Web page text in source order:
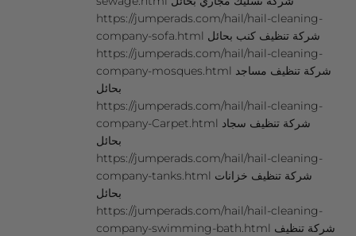
https://jumperads.com/hail/hail-cleaning-
company-sofa.html شركة تنظيف كنب بحائل
https://jumperads.com/hail/hail-cleaning-
company-mosques.html شركة تنظيف مساجد
بحائل
https://jumperads.com/hail/hail-cleaning-
company-Carpet.html شركة تنظيف سجاد
بحائل
https://jumperads.com/hail/hail-cleaning-
company-tanks.html شركة تنظيف خزانات
بحائل
https://jumperads.com/hail/hail-cleaning-
company-swimming-bath.html شركة تنظيف